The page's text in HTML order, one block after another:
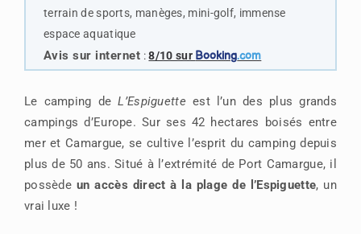
terrain de sports, manèges, mini-golf, immense
espace aquatique
Avis sur internet : 8/10 sur Booking.com
Le camping deL’Espiguette est l’un des plus grands
campings d’Europe. Sur ses 42 hectares boisés entre
mer et Camargue, se cultive l’esprit du camping depuis
plus de 50 ans. Situé à l’extrémité de Port Camargue, il
possède un accès direct à la plage de l’Espiguette, un
vrai luxe !